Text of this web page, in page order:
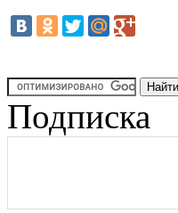
Подписка